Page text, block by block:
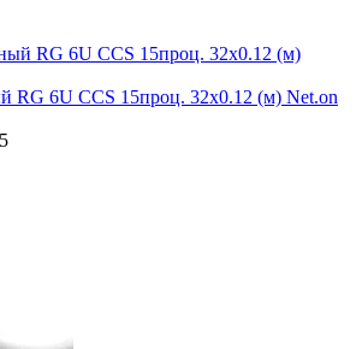
RG 6U CCS 15проц. 32х0.12 (м) Net.on